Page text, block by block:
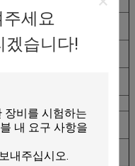
세요
겠습니다!
100
6